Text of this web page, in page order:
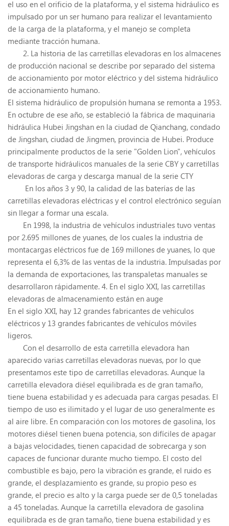
el uso en el orificio de la plataforma, y ​​el sistema hidráulico es
impulsado por un ser humano para realizar el levantamiento
de la carga de la plataforma, y ​​el manejo se completa
mediante tracción humana.
2. La historia de las carretillas elevadoras en los almacenes
de producción nacional se describe por separado del sistema
de accionamiento por motor eléctrico y del sistema hidráulico
de accionamiento humano.
El sistema hidráulico de propulsión humana se remonta a 1953.
En octubre de ese año, se estableció la fábrica de maquinaria
hidráulica Hubei Jingshan en la ciudad de Qianchang, condado
de Jingshan, ciudad de Jingmen, provincia de Hubei. Produce
principalmente productos de la serie "Golden Lion", vehículos
de transporte hidráulicos manuales de la serie CBY y carretillas
elevadoras de carga y descarga manual de la serie CTY
En los años 3 y 90, la calidad de las baterías de las
carretillas elevadoras eléctricas y el control electrónico seguían
sin llegar a formar una escala.
En 1998, la industria de vehículos industriales tuvo ventas
por 2.695 millones de yuanes, de los cuales la industria de
montacargas eléctricos fue de 169 millones de yuanes, lo que
representa el 6,3% de las ventas de la industria. Impulsadas por
la demanda de exportaciones, las transpaletas manuales se
desarrollaron rápidamente. 4. En el siglo XXI, las carretillas
elevadoras de almacenamiento están en auge
En el siglo XXI, hay 12 grandes fabricantes de vehículos
eléctricos y 13 grandes fabricantes de vehículos móviles
ligeros.
Con el desarrollo de esta carretilla elevadora han
aparecido varias carretillas elevadoras nuevas, por lo que
presentamos este tipo de carretillas elevadoras. Aunque la
carretilla elevadora diésel equilibrada es de gran tamaño,
tiene buena estabilidad y es adecuada para cargas pesadas. El
tiempo de uso es ilimitado y el lugar de uso generalmente es
al aire libre. En comparación con los motores de gasolina, los
motores diésel tienen buena potencia, son difíciles de apagar
a bajas velocidades, tienen capacidad de sobrecarga y son
capaces de funcionar durante mucho tiempo. El costo del
combustible es bajo, pero la vibración es grande, el ruido es
grande, el desplazamiento es grande, su propio peso es
grande, el precio es alto y la carga puede ser de 0,5 toneladas
a 45 toneladas. Aunque la carretilla elevadora de gasolina
equilibrada es de gran tamaño, tiene buena estabilidad y es